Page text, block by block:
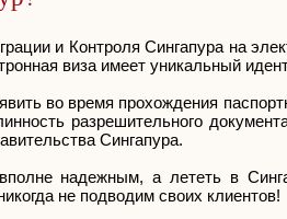
и Контроля Сингапура на
виза имеет уникальный
во время прохождения
разрешительного
Сингапура.
надежным, а лететь в
не подводим своих клиентов!